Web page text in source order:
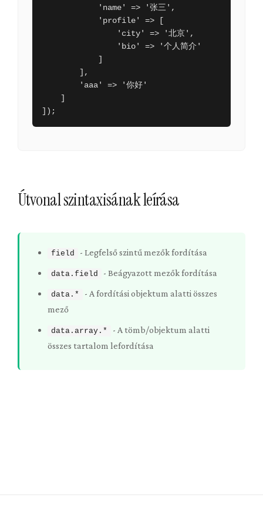
            'name' => '张三',
            'profile' => [
                'city' => '北京',
                'bio' => '个人简介'
            ]
        ],
        'aaa' => '你好'
    ]
]);
Útvonal szintaxisának leírása
field - Legfelső szintű mezők fordítása
data.field - Beágyazott mezők fordítása
data.* - A fordítási objektum alatti összes
mező
data.array.* - A tömb/objektum alatti
összes tartalom lefordítása